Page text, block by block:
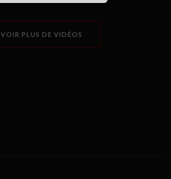
VOIR PLUS DE VIDÉOS